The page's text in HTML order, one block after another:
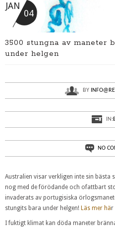
JAN
04
3500 stungna av maneter
under helgen
BY
IN:
NO
Australien visar verkligen inte sin bästa
nog med de förödande och ofattbart
invaderats av portugisiska
stungits bara under helgen! Läs mer här
I fuktigt klimat kan döda maneter